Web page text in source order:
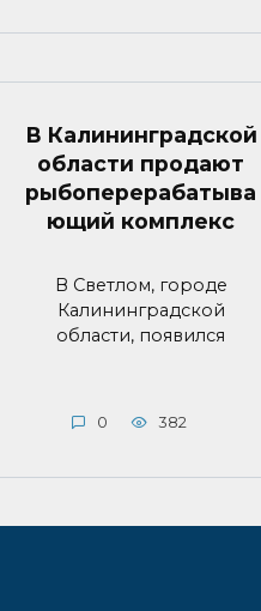
В Калининградской
области продают
рыбоперерабатыва
ющий комплекс
В Светлом, городе
Калининградской
области, появился
0 382